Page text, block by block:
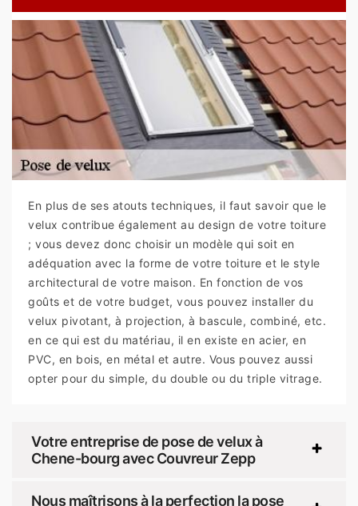
En plus de ses atouts techniques, il faut savoir que le
velux contribue également au design de votre toiture
; vous devez donc choisir un modèle qui soit en
adéquation avec la forme de votre toiture et le style
architectural de votre maison. En fonction de vos
goûts et de votre budget, vous pouvez installer du
velux pivotant, à projection, à bascule, combiné, etc.
en ce qui est du matériau, il en existe en acier, en
PVC, en bois, en métal et autre. Vous pouvez aussi
opter pour du simple, du double ou du triple vitrage.
Votre entreprise de pose de velux à
Chene-bourg avec Couvreur Zepp
Nous maîtrisons à la perfection la pose